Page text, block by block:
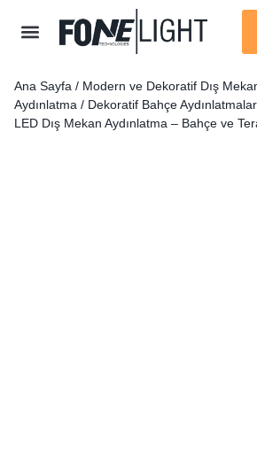
Ana Sayfa / Modern ve Dekoratif Dış
Aydınlatma / Dekoratif Bahçe
LED Dış Mekan Aydınlatma – Bahçe ve